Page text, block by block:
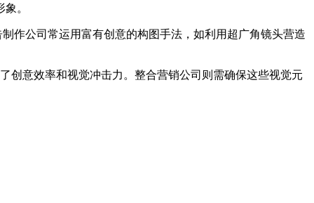
。
作公司常运用富有创意的构图手法，如利用超广角镜头营造
创意效率和视觉冲击力。整合营销公司则需确保这些视觉元